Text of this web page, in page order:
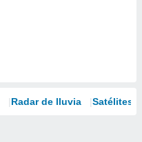
Radar de lluvia Satélites